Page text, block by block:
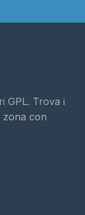
GPL. Trova i
zona con